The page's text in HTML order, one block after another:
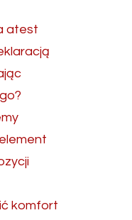
atest
komfort